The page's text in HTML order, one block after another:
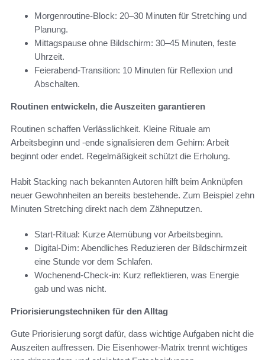
Morgenroutine-Block: 20–30 Minuten für Stretching und
Planung.
Mittagspause ohne Bildschirm: 30–45 Minuten, feste
Uhrzeit.
Feierabend-Transition: 10 Minuten für Reflexion und
Abschalten.
Routinen entwickeln, die Auszeiten garantieren
Routinen schaffen Verlässlichkeit. Kleine Rituale am
Arbeitsbeginn und -ende signalisieren dem Gehirn: Arbeit
beginnt oder endet. Regelmäßigkeit schützt die Erholung.
Habit Stacking nach bekannten Autoren hilft beim Anknüpfen
neuer Gewohnheiten an bereits bestehende. Zum Beispiel zehn
Minuten Stretching direkt nach dem Zähneputzen.
Start-Ritual: Kurze Atemübung vor Arbeitsbeginn.
Digital-Dim: Abendliches Reduzieren der Bildschirmzeit
eine Stunde vor dem Schlafen.
Wochenend-Check-in: Kurz reflektieren, was Energie
gab und was nicht.
Priorisierungstechniken für den Alltag
Gute Priorisierung sorgt dafür, dass wichtige Aufgaben nicht die
Auszeiten auffressen. Die Eisenhower-Matrix trennt wichtiges